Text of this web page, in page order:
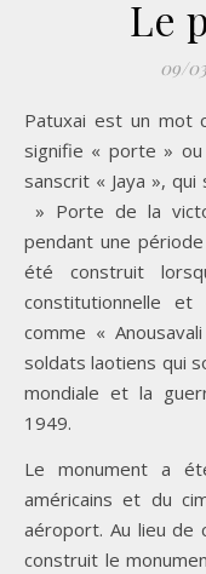
Le
09/
Patuxai est un mot composé, « Patuu » ou « patu » qui
signifie « porte »
sanscrit « Jaya »,
» Porte de la
pendant une
été construit
constitutionnelle et
comme «
soldats laotiens qui
mondiale et la
1949.
Le monument a
américains et du
aéroport. Au lieu de
construit le